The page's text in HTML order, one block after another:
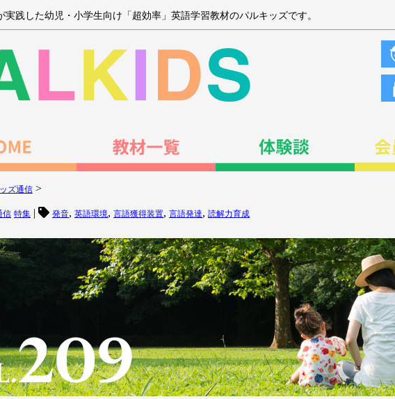
実践した幼児・小学生向け「超効率」英語学習教材のパルキッズです。
ズ通信 >
信 特集 | 発音, 英語環境, 言語獲得装置, 言語発達, 読解力育成